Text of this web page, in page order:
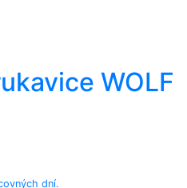
WOLF
dní.